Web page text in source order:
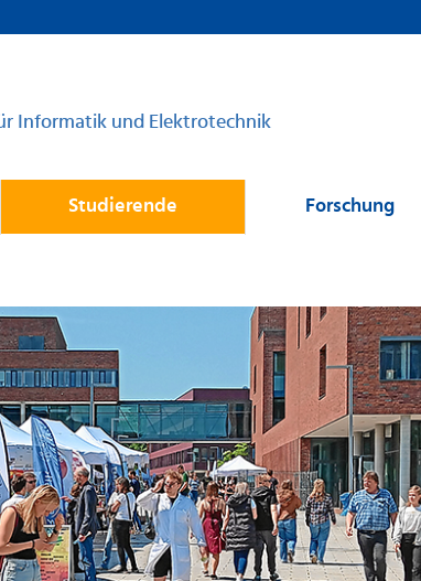
Informatik und Elektrotechnik
Studierende Forschung